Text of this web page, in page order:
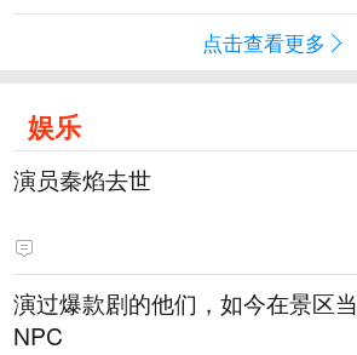
点击查看更多
娱乐
演员秦焰去世
演过爆款剧的他们，如今在景区当
NPC